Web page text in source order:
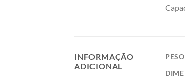
INFORMAÇÃO
ADICIONAL
PESO